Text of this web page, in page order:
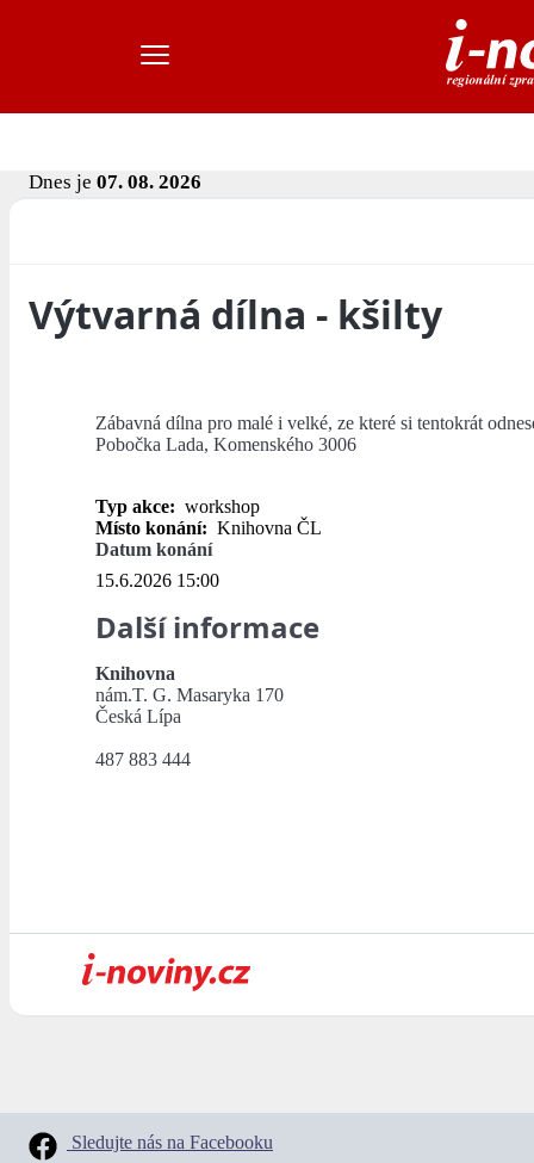
Dnes je 07. 08. 2026
Výtvarná dílna - kšilty
Zábavná dílna pro malé i velké, ze které si tentokrát
Pobočka Lada, Komenského 3006
Typ akce: workshop
Místo konání: Knihovna ČL
Datum konání
15.6.2026 15:00
Další informace
Knihovna
nám.T. G. Masaryka 170
Česká Lípa
487 883 444
Sledujte nás na Facebooku